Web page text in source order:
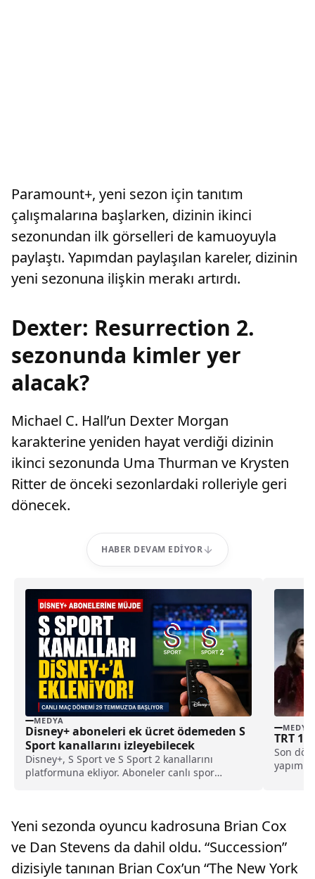
Paramount+, yeni sezon için tanıtım
çalışmalarına başlarken, dizinin ikinci
sezonundan ilk görselleri de kamuoyuyla
paylaştı. Yapımdan paylaşılan kareler, dizinin
yeni sezonuna ilişkin merakı artırdı.
Dexter: Resurrection 2.
sezonunda kimler yer
alacak?
Michael C. Hall’un Dexter Morgan
karakterine yeniden hayat verdiği dizinin
ikinci sezonunda Uma Thurman ve Krysten
Ritter de önceki sezonlardaki rolleriyle geri
dönecek.
HABER DEVAM EDIYOR
MEDYA
Disney+ aboneleri ek ücret ödemeden S
Sport kanallarını izleyebilecek
Disney+, S Sport ve S Sport 2 kanallarını
platformuna ekliyor. Aboneler canlı spor
MEDYA
TRT
Son
Yeni sezonda oyuncu kadrosuna Brian Cox
ve Dan Stevens da dahil oldu. “Succession”
dizisiyle tanınan Brian Cox’un “The New York